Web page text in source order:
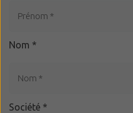
Nom *
Société *